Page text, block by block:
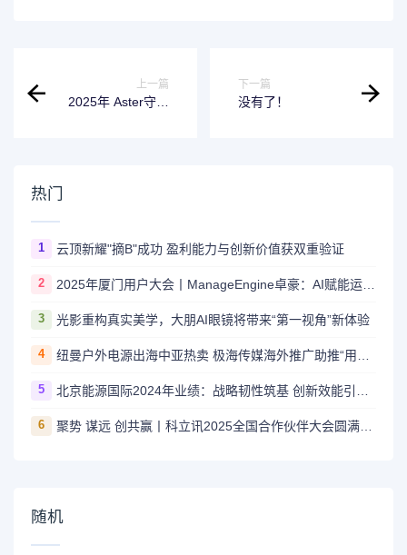
上一篇
2025年 Aster守护
下一篇
没有了！
热门
1 云顶新耀"摘B"成功 盈利能力与创新价值获双重验证
2 2025年厦门用户大会丨ManageEngine卓豪：AI赋能运维，智启未来新程
3 光影重构真实美学，大朋AI眼镜将带来“第一视角”新体验
4
5
6 聚势 谋远 创共赢丨科立讯2025全国合作伙伴大会圆满落幕
随机